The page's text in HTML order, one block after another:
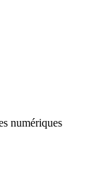
numériques